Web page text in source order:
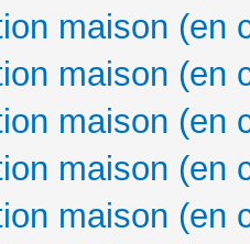
maison (en
maison (en
maison (en
maison (en
maison (en